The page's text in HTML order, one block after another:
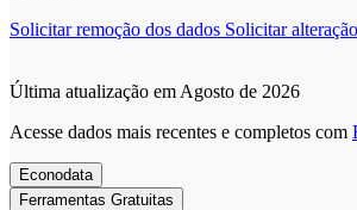
Solicitar remoção dos dados Solicitar
Última atualização em Agosto de 2026
Acesse dados mais recentes e completos com
Econodata
Ferramentas Gratuitas